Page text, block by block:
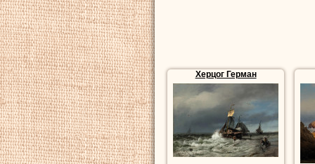
Херцог Герман